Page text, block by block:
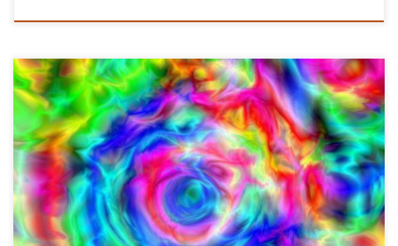
Feels like summer è un mix di tanti generi e canzoni, vecchie e
nuove, unite da un sentimento unico verso l’estate e tutte le
sensazioni che questa calda stagione incarna e riesce sempre ad
emanare. S’inizia forte, con due canzoni che racchiudono in sé
tutto lo spirito estivo di questa […]